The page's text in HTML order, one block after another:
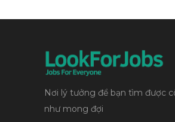
Nơi lý tưởng để bạn tìm được
như mong đợi